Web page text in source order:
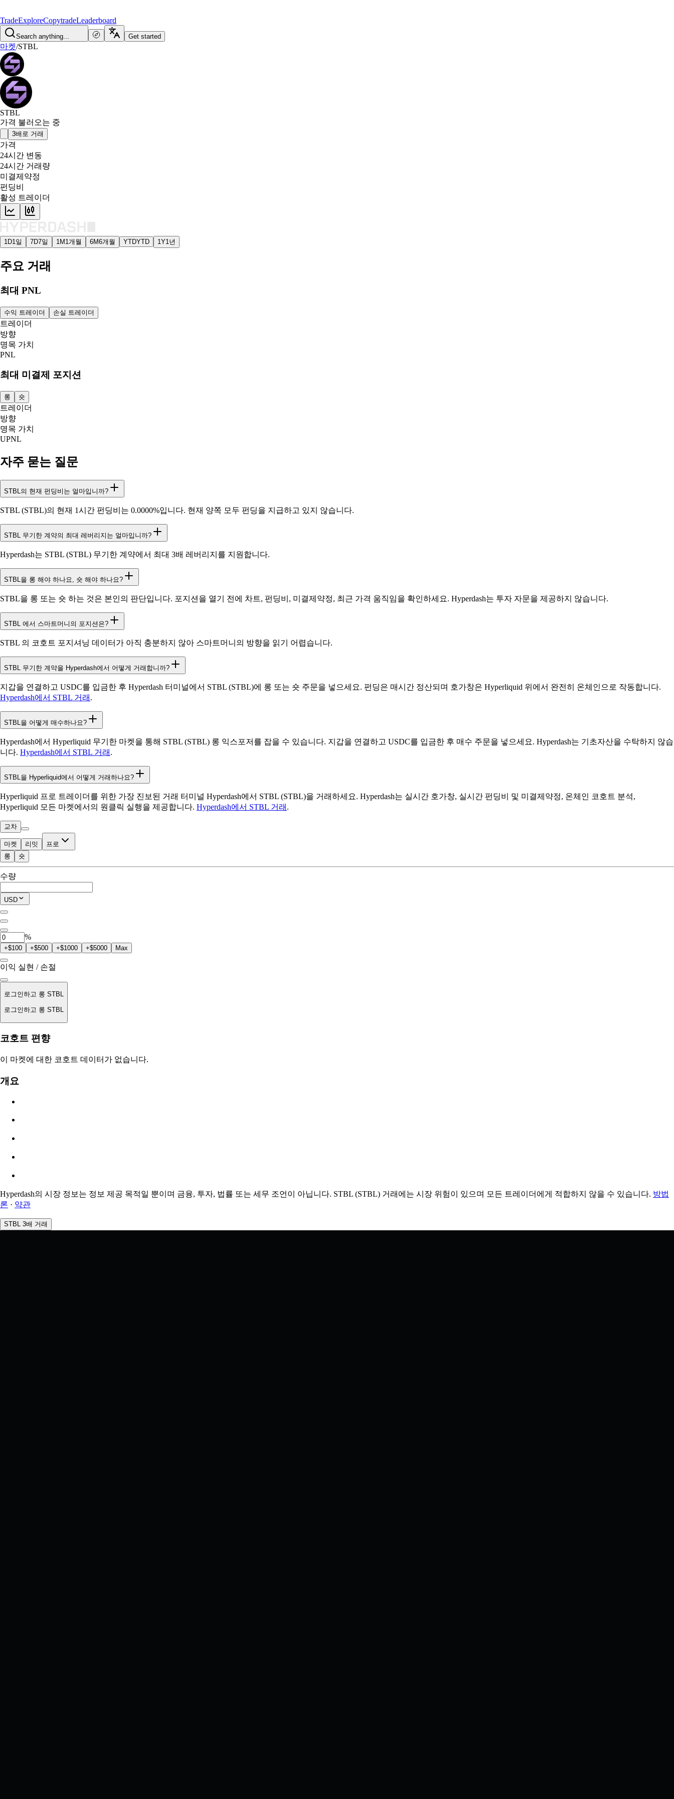
TradeExploreCopytradeLeaderboard
Search anything... Get started
마켓/STBL
STBL
가격 불러오는 중
3배로 거래
가격
24시간 변동
24시간 거래량
미결제약정
펀딩비
활성 트레이더
1D1일 7D7일 1M 1개월 6M6개월 YTDYTD 1Y1년
주요 거래
최대 PNL
수익 트레이더 손실 트레이더
트레이더
방향
명목 가치
PNL
최대 미결제 포지션
롱 숏
트레이더
방향
명목 가치
UPNL
자주 묻는 질문
STBL의 현재 펀딩비는 얼마입니까?
STBL (STBL)의 현재 1시간 펀딩비는 0.0000%입니다. 현재 양쪽 모두 펀딩을 지급하고 있지 않습니다.
STBL 무기한 계약의 최대 레버리지는 얼마입니까?
Hyperdash는 STBL (STBL) 무기한 계약에서 최대 3배 레버리지를 지원합니다.
STBL을 롱 해야 하나요, 숏 해야 하나요?
STBL을 롱 또는 숏 하는 것은 본인의 판단입니다. 포지션을 열기 전에 차트, 펀딩비, 미결제약정, 최근 가격 움직임을 확인하세요. Hyperdash는 투자 자문을 제공하지 않습니다.
STBL 에서 스마트머니의 포지션은?
STBL 의 코호트 포지셔닝 데이터가 아직 충분하지 않아 스마트머니의 방향을 읽기 어렵습니다.
STBL 무기한 계약을 Hyperdash에서 어떻게 거래합니까?
지갑을 연결하고 USDC를 입금한 후 Hyperdash 터미널에서 STBL (STBL)에 롱 또는 숏 주문을 넣으세요. 펀딩은 매시간 정산되며 호가창은 Hyperliquid 위에서 완전히 온체인으로 작동합니다.
Hyperdash에서 STBL 거래 .
STBL을 어떻게 매수하나요?
Hyperdash에서 Hyperliquid 무기한 마켓을 통해 STBL (STBL) 롱 익스포저를 잡을 수 있습니다. 지갑을 연결하고 USDC를 입금한 후 매수 주문을 넣으세요. Hyperdash는 기초자산을 수탁하지 않습
니다. Hyperdash에서 STBL 거래 .
STBL을 Hyperliquid에서 어떻게 거래하나요?
Hyperliquid 프로 트레이더를 위한 가장 진보된 거래 터미널 Hyperdash에서 STBL (STBL)을 거래하세요. Hyperdash는 실시간 호가창, 실시간 펀딩비 및 미결제약정, 온체인 코호트 분석,
Hyperliquid 모든 마켓에서의 원클릭 실행을 제공합니다. Hyperdash에서 STBL 거래 .
교차
마켓 리밋 프로
거래 가능
$0.00
현재 포지션
롱 숏
수량
USD
%
+$100 +$500 +$1000 +$5000 Max
이익 실현 / 손절
로그인하고 롱 STBL
로그인하고 롱 STBL
청산가
해당 없음
코호트 편향
이 마켓에 대한 코호트 데이터가 없습니다.
개요
Hyperdash의 시장 정보는 정보 제공 목적일 뿐이며 금융, 투자, 법률 또는 세무 조언이 아닙니다. STBL (STBL) 거래에는 시장 위험이 있으며 모든 트레이더에게 적합하지 않을 수 있습니다. 방법
론 · 약관
STBL 3배 거래